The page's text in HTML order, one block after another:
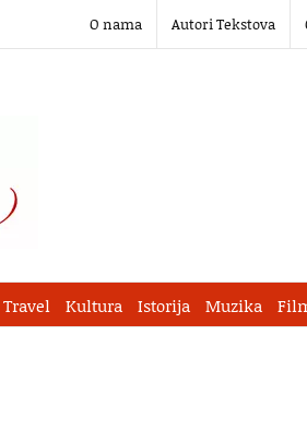
O nama Autori Tekstova
Travel Kultura Istorija Muzika